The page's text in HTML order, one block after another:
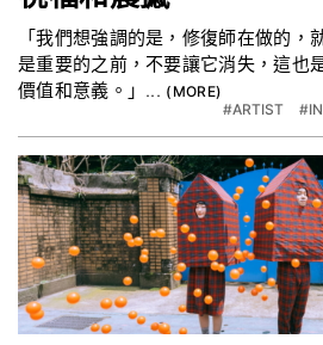
「我們想強調的是，修復師在做的，
是重要的之前，不要讓它消失，這也
價值和意義。」...
#ARTIST